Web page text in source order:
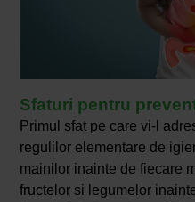
Sfaturi pentru
Primul sfat pe care vi-l
regulilor elementare de
mainilor inainte de fiecare
fructelor si legumelor